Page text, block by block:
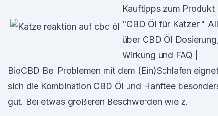
Kauftipps zum Produkt
"CBD Öl für Katzen"
über CBD Öl Dosierung,
Wirkung und FAQ |
BioCBD Bei Problemen mit dem (Ein)Schlafen eignet
sich die Kombination CBD Öl und Hanftee
gut. Bei etwas größeren Beschwerden wie z.